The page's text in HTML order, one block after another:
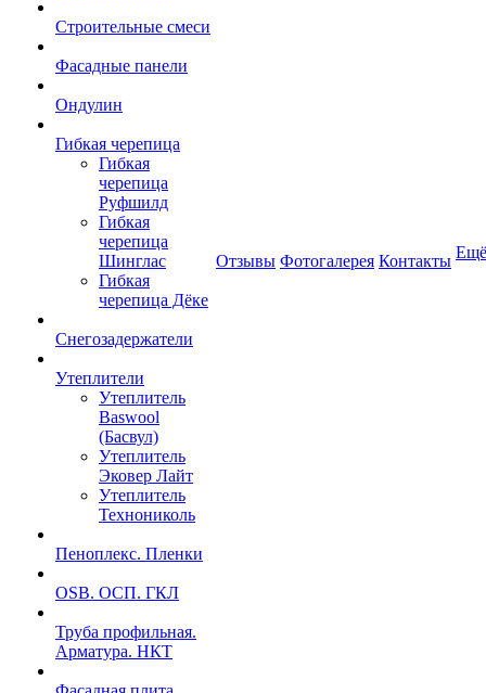
Строительные смеси
Фасадные панели
Ондулин
Гибкая черепица
Гибкая
черепица
Руфшилд
Гибкая
черепица
Шинглас
Гибкая
черепица Дёке
Снегозадержатели
Утеплители
Утеплитель
Baswool
(Басвул)
Утеплитель
Эковер Лайт
Утеплитель
Технониколь
Пеноплекс. Пленки
OSB. ОСП. ГКЛ
Труба профильная.
Арматура. НКТ
Отзывы Фотогалерея Контакты Ещё